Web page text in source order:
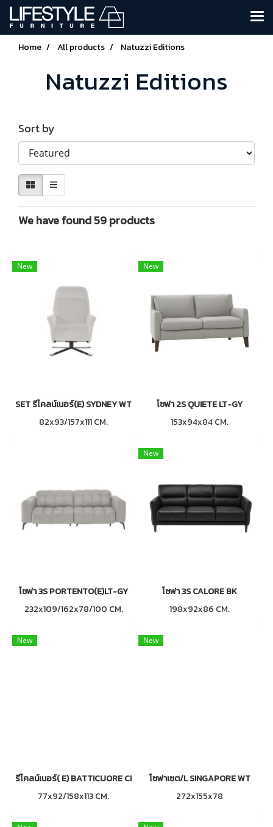
Home All products Natuzzi Editions
Natuzzi Editions
Sort by
We have found 59 products
New
SET รีไคลน์เนอร์(E) SYDNEY WT
82x93/157x111 CM.
New
โซฟา 2S QUIETE LT-GY
153x94x84 CM.
โซฟา 3S PORTENTO(E)LT-GY
232x109/162x78/100 CM.
New
โซฟา 3S CALORE BK
198x92x86 CM.
New
รีไคลน์เนอร์( E) BATTICUORE CR
77x92/158x113 CM.
New
โซฟาเซต/L SINGAPORE WT
272x155x78